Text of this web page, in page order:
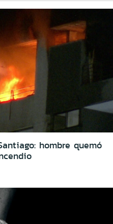
hombre quemó